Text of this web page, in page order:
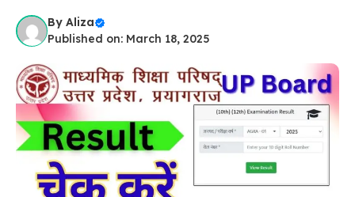
By Aliza
Published on: March 18, 2025